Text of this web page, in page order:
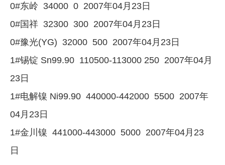
0#东岭 34000 0 2007年04月23日
0#国祥 32300 300 2007年04月23日
0#豫光(YG) 32000 500 2007年04月23日
1#锡锭 Sn99.90 110500-113000 250 2007年04月
23日
1#电解镍 Ni99.90 440000-442000 5500 2007年
04月23日
1#金川镍 441000-443000 5000 2007年04月23
日